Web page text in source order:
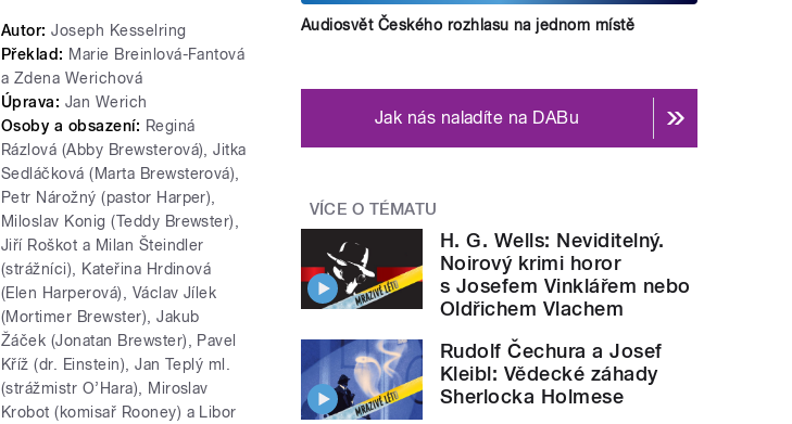
Autor: Joseph Kesselring
Překlad: Marie Breinlová-Fantová
a Zdena Werichová
Úprava: Jan Werich
Osoby a obsazení: Reginá
Rázlová (Abby Brewsterová), Jitka
Sedláčková (Marta Brewsterová),
Petr Nárožný (pastor Harper),
Miloslav Konig (Teddy Brewster),
Jiří Roškot a Milan Šteindler
(strážníci), Kateřina Hrdinová
(Elen Harperová), Václav Jílek
(Mortimer Brewster), Jakub
Žáček (Jonatan Brewster), Pavel
Kříž (dr. Einstein), Jan Teplý ml.
(strážmistr O’Hara), Miroslav
Krobot (komisař Rooney) a Libor
Audiosvět Českého rozhlasu na jednom místě
Jak nás naladíte na DABu
VÍCE O TÉMATU
H. G. Wells: Neviditelný.
Noirový krimi horor
s Josefem Vinklářem nebo
Oldřichem Vlachem
Rudolf Čechura a Josef
Kleibl: Vědecké záhady
Sherlocka Holmese